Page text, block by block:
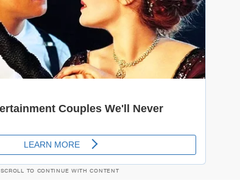
SCROLL TO CONTINUE WITH CONTENT